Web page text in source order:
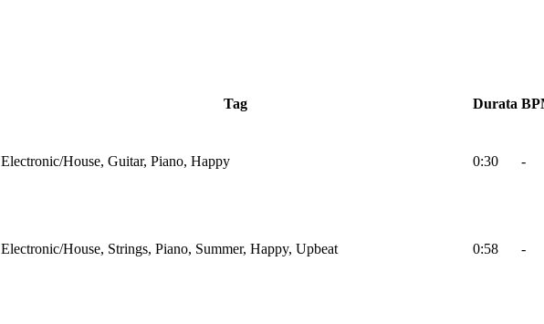
Tag Durata
Electronic/House, Guitar, Piano, Happy 0:30 -
Electronic/House, Strings, Piano, Summer, Happy, Upbeat 0:58 -